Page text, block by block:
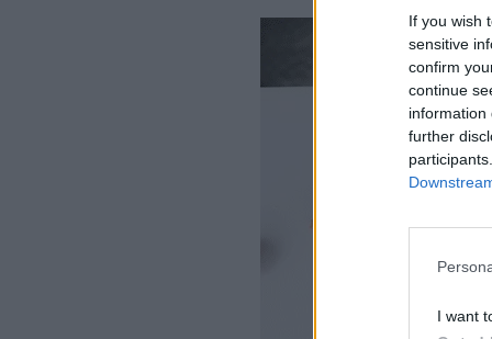
If you wish
sensitive
confirm
continue
information
further
I want